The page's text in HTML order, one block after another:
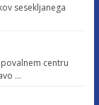
sesekljanega
centru
…